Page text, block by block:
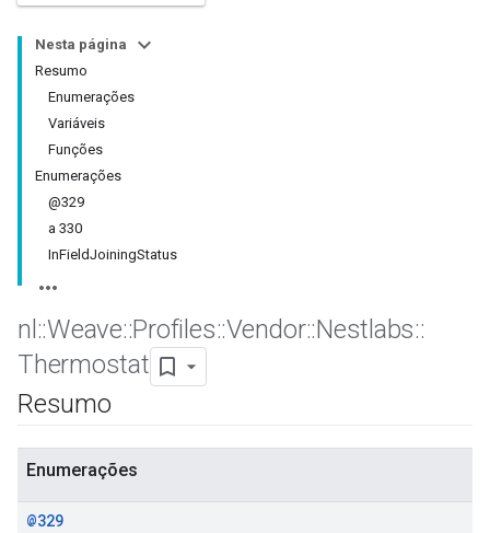
Nesta página
Resumo
Enumerações
Variáveis
Funções
Enumerações
@329
a 330
InFieldJoiningStatus
nl ::Weave::Profiles::Vendor::Nestlabs::
Thermostat
Resumo
Enumerações
@329